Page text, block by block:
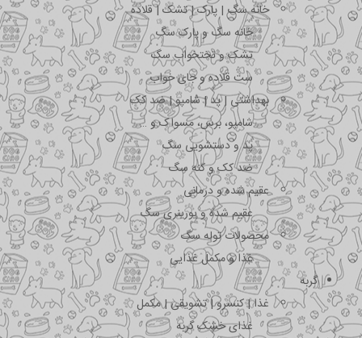
خانه سگ | پارک | تشک | قلاده
خانه سگ و پارک سگ
تشک و تختخواب سگ
ست قلاده و جای خواب
بهداشتی | پد | شامپو | ضد کک
شامپو، برس، مسواک و …
پد و دستشویی سگ
ضد کک و کنه سگ
عقیم شده و درمانی
عقیم شده و یورینری سگ
محصولات توله سگ
غذا و مکمل غذایی
گربه
غذا | کنسرو | تشویقی | مکمل
غذای خشک گربه